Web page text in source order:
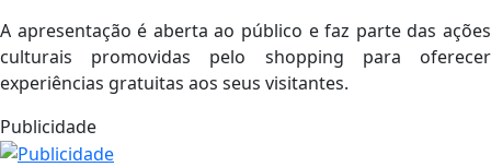
A apresentação é aberta ao público e faz parte das ações
culturais promovidas pelo shopping para oferecer
experiências gratuitas aos seus visitantes.
Publicidade